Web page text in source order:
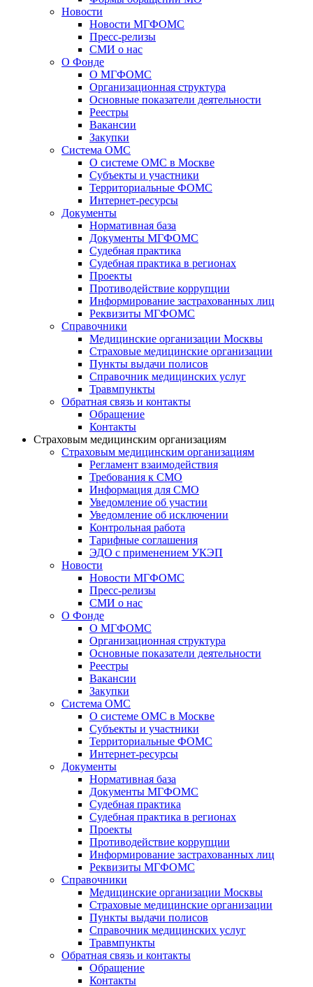
Новости
Новости МГФОМС
Пресс-релизы
СМИ о нас
О Фонде
О МГФОМС
Организационная структура
Основные показатели деятельности
Реестры
Вакансии
Закупки
Система ОМС
О системе ОМС в Москве
Субъекты и участники
Территориальные ФОМС
Интернет-ресурсы
Документы
Нормативная база
Документы МГФОМС
Судебная практика
Судебная практика в регионах
Проекты
Противодействие коррупции
Информирование застрахованных лиц
Реквизиты МГФОМС
Справочники
Медицинские организации Москвы
Страховые медицинские организации
Пункты выдачи полисов
Справочник медицинских услуг
Травмпункты
Обратная связь и контакты
Обращение
Контакты
Страховым медицинским организациям
Страховым медицинским организациям
Регламент взаимодействия
Требования к СМО
Информация для СМО
Уведомление об участии
Уведомление об исключении
Контрольная работа
Тарифные соглашения
ЭДО с применением УКЭП
Новости
Новости МГФОМС
Пресс-релизы
СМИ о нас
О Фонде
О МГФОМС
Организационная структура
Основные показатели деятельности
Реестры
Вакансии
Закупки
Система ОМС
О системе ОМС в Москве
Субъекты и участники
Территориальные ФОМС
Интернет-ресурсы
Документы
Нормативная база
Документы МГФОМС
Судебная практика
Судебная практика в регионах
Проекты
Противодействие коррупции
Информирование застрахованных лиц
Реквизиты МГФОМС
Справочники
Медицинские организации Москвы
Страховые медицинские организации
Пункты выдачи полисов
Справочник медицинских услуг
Травмпункты
Обратная связь и контакты
Обращение
Контакты